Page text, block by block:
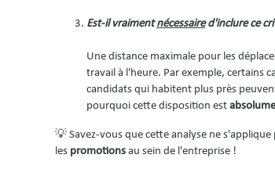
Est-il vraimentnécessaired'inclure ce
Une distance maximale pour les
travail à l'heure. Par exemple, certains
candidats qui habitent plus près
pourquoi cette disposition est
💡 Savez-vous que cette analyse ne
les promotions au sein de l'entreprise !